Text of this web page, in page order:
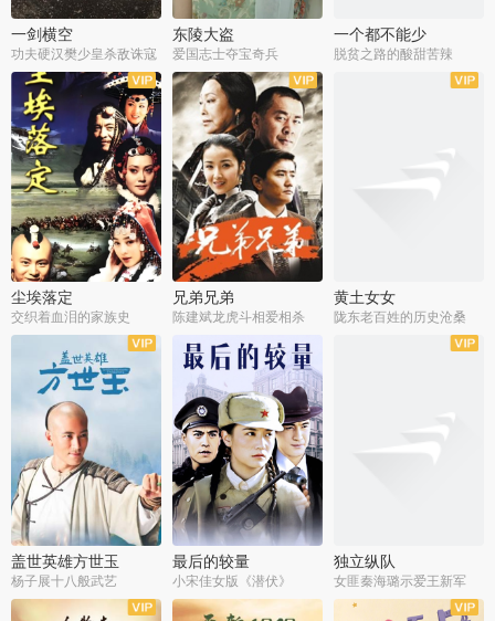
一剑横空
功夫硬汉樊少皇杀敌诛寇
东陵大盗
爱国志士夺宝奇兵
一个都不能少
脱贫之路的酸甜苦辣
全25集
尘埃落定
交织着血泪的家族史
全50集
兄弟兄弟
陈建斌龙虎斗相爱相杀
黄土女女
陇东老百姓的历史沧桑
全36集
盖世英雄方世玉
杨子展十八般武艺
全28集
最后的较量
小宋佳女版《潜伏》
独立纵队
女匪秦海璐示爱王新军
全40集
全30集 全43集